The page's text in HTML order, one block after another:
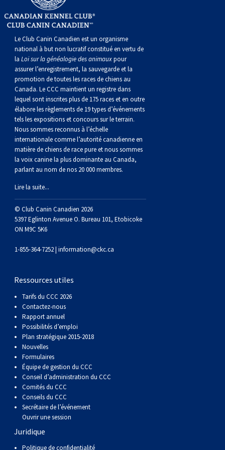
Berger anglais
Berger polonais de plaine
Berger portugais
Puli
Schapendoes néerlandais
Berger Shetland
Corgi gallois (Cardigan)
Lapphund suédois
Chien Ibizan
Lévrier irlandais
Norrbottenspets
Elkhound norvégien
Lundehund norvégien
Otterhound
Rhodesian ridgeback
Whippet
Chien nu du Pérou (Perro Sin Pelo Del Peru)
Terrier tibétain
Xoloitzcuintli (moyen)
Xoloïtzcuintli (standard)
Setter irlandais
Épagneul cocker américain
Épagneul d’eau américain
Épagneul bleu de Picardie
Épagneul breton
Épagneul Clumber
Épagneul des champs
Épagneul Sussex
Épagneul springer gallois
Spinone italiano
Vizsla à poil lisse
Vizsla à poil dur
Terrier de Norwich
Terrier du révérend Russell
Terrier chasseur de rat
Terrier Russell
Schnauzer (nain)
Terrier écossais
Terrier wheaten à poil doux
Terrier blanc du West Highland
Caniche (nain)
Carlin
Petit chien russe
Terrier à poil soyeux
Fox terrier miniature
Terrier de Manchester nain
Grand bouvier suisse
Chien du Groenland
Hovawart
Chien d’ours de Carélie
Komondor
Kuvasz
Mâtin napolitain
Rottweiler
Samoyède
Schnauzer (géant)
Schnauzer (standard)
Husky sibérien
Top Dogs
Le Club Canin Canadien est un organisme
national à but non lucratif constitué en vertu de
la Loi sur la généalogie des animauxpour
assurer l’enregistrement, la sauvegarde et la
promotion de toutes les races de chiens au
Canada. Le CCC maintient un registre dans
lequel sont inscrites plus de 175 races et en outre
élabore les règlements de 19 types d’événements
tels les expositions et concours sur le terrain.
Nous sommes reconnus à l’échelle
internationale comme l’autorité canadienne en
matière de chiens de race pure et nous sommes
la voix canine la plus dominante au Canada,
parlant au nom de nos 20 000 membres.
Lire la suite...
© Club Canin Canadien 2026
5397 Eglinton Avenue O. Bureau 101, Etobicoke
ON M9C 5K6
1-855-364-7252 | information@ckc.ca
Ressources utiles
Tarifs du CCC 2026
Contactez-nous
Rapport annuel
Possibilités d’emploi
Plan stratégique 2015-2018
Nouvelles
Formulaires
Équipe de gestion du CCC
Conseil d’administration du CCC
Comités du CCC
Conseils du CCC
Secrétaire de l’événement
Ouvrir une session
Juridique
Politique de confidentialité